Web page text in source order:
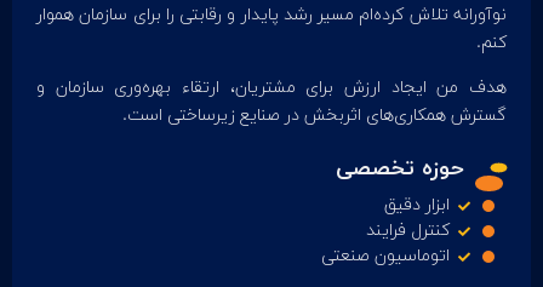
نوآورانه تلاش کرده‌ام مسیر رشد پایدار و رقابتی را برای سازمان هموار
کنم.
هدف من ایجاد ارزش برای مشتریان، ارتقاء بهره‌وری سازمان و
گسترش همکاری‌های اثربخش در صنایع زیرساختی است.
حوزه تخصصی
ابزار دقیق
کنترل فرایند
اتوماسیون صنعتی